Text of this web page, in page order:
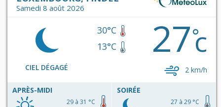
Samedi 8 août 2026
CIEL DÉGAGÉ
30°C
13°C
27°c
2 km/h
APRÈS-MIDI
29 à 31 °C
SOIRÉE
27 à 29 °C